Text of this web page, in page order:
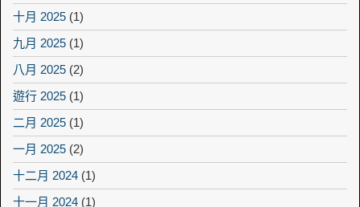
十月 2025 (1)
九月 2025 (1)
八月 2025 (2)
遊行 2025 (1)
二月 2025 (1)
一月 2025 (2)
十二月 2024 (1)
十一月 2024 (1)